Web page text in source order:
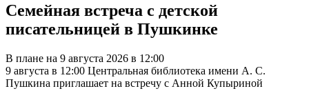
Семейная встреча с детской
писательницей в Пушкинке
В плане на 9 августа 2026 в 12:00
9 августа в 12:00 Центральная библиотека имени А. С.
Пушкина приглашает на встречу с Анной Купыриной